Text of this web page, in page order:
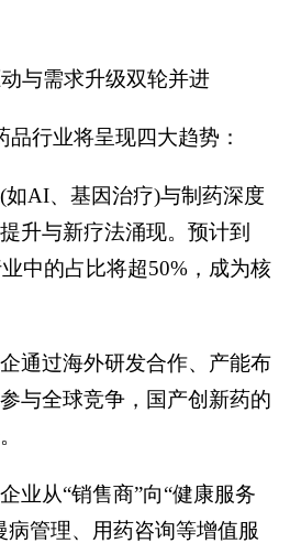
与需求升级双轮并进
品行业将呈现四大趋势：
AI、基因治疗)与制药深度
升与新疗法涌现。预计到
中的占比将超50%，成为核
通过海外研发合作、产能布
与全球竞争，国产创新药的
业从“销售商”向“健康服务
病管理、用药咨询等增值服